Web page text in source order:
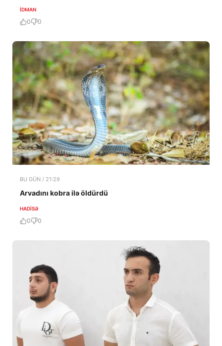
İDMAN
0 0
BU GÜN / 21:29
Arvadını kobra ilə öldürdü
HADISƏ
0 0